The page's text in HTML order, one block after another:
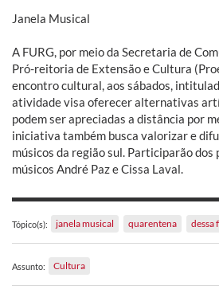
Janela Musical
A FURG, por meio da Secretaria de
Pró-reitoria de Extensão e Cultura
encontro cultural, aos sábados,
atividade visa oferecer alternativas
podem ser apreciadas a distância por
iniciativa também busca valorizar e
músicos da região sul. Participarão dos
músicos André Paz e Cissa Laval.
Tópico(s): janela musical quarentena dessa
Assunto: Cultura